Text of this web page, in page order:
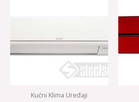
Kućni Klima Uređaji